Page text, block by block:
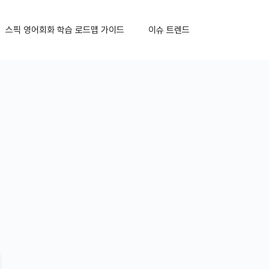
스픽 영어회화 학습 로드맵 가이드 이슈 트렌드